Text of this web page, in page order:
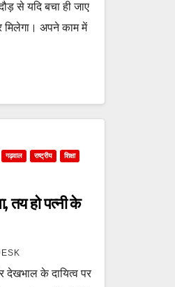
से यदि बचा ही जाए
मिलेगा। अपने काम में
गढ़वाल राष्ट्रीय शिक्षा
तय हो पत्नी के
देखभाल के दायित्व पर